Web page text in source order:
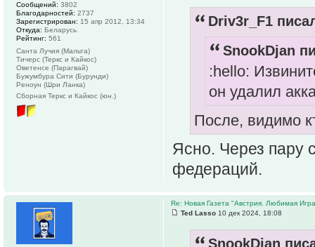
Driv3r_F1
SnookDjan
:hello:
он удалил
После, видимо
Ясно. Через пару
федераций.
Сообщений: 3802
Благодарностей: 2737
Зарегистрирован: 15 апр 2012, 13:34
Откуда: Беларусь
Рейтинг: 561
Санта Лучия (Мальта)
Тичерс (Теркс и Кайкос)
Оветенсе (Парагвай)
Бужумбура Сити (Бурунди)
Реноун (Шри Ланка)
Сборная Теркс и Кайкос (юн.)
Re: Новая Газета "Австрия. Любимая
Ted Lasso 10 дек 2024, 18:08
SnookDjan